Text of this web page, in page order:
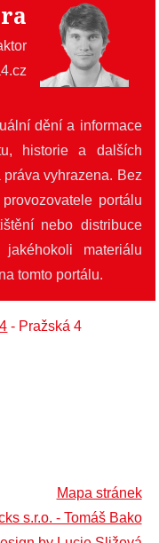
dění a informace
historie a dalších
vyhrazena. Bez
portálu
nebo distribuce
materiálu
tomto portálu.
- Pražská 4
Mapa stránek
s.r.o. - Tomáš Bako